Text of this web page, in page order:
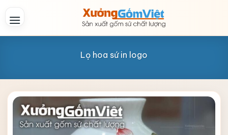
Lọ hoa sứ in logo